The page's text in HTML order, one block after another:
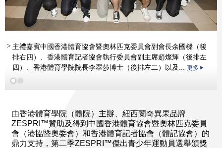
主禮嘉賓中國香港體育協會暨奧林匹克委員會副會長余國樑（後
排右四）、香港體育記者協會執行委員會副主席趙燦輝（後排左
四）、香港體育學院院長李翠莎博士（後排左二）以及... 更多
由香港體育學院（體院）主辦、紐西蘭奇異果品牌
ZESPRI™贊助及得到中國香港體育協會暨奧林匹克委員
會（港協暨奧委會）和香港體育記者協會（體記協會）的
鼎力支持，第二季ZESPRI™傑出青少年運動員選舉頒獎